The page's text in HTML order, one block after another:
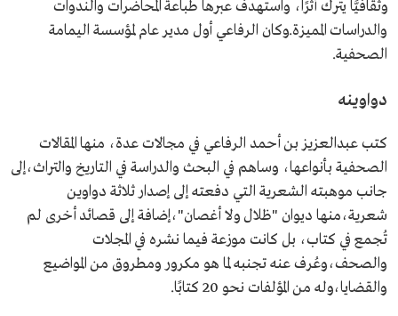
وثقافيًّا يترك أثرًا، واستهدف عبرها طباعة المحاضرات والندوات
والدراسات المميزة.وكان الرفاعي أول مدير عام لمؤسسة اليمامة
الصحفية.
دواوينه
كتب عبدالعزيز بن أحمد الرفاعي في مجالات عدة، منها المقالات
الصحفية بأنواعها، وساهم في البحث والدراسة في التاريخ والتراث،إلى
جانب موهبته الشعرية التي دفعته إلى إصدار ثلاثة دواوين
شعرية،منها ديوان "ظلال ولا أغصان"،إضافة إلى قصائد أخرى لم
تُجمع في كتاب، بل كانت موزعة فيما نشره في المجلات
والصحف،وعُرف عنه تجنبه لما هو مكرور ومطروق من المواضيع
والقضايا،وله من المؤلفات نحو 20 كتابًا.